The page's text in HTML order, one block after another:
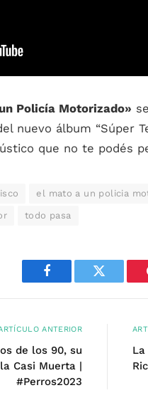
Policía Motorizado»
nuevo álbum “Súper
que no te podés
el mato a un policia
todo pasa
Facebook Twitter
ANTERIOR
de los 90, su
Casi Muerta |
#Perros2023